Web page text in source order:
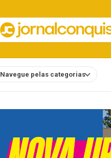
Navegue pelas categorias